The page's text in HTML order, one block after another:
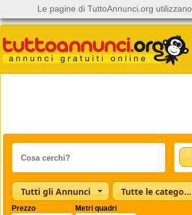
Tutti gli Annunci Tutte le categorie
Prezzo Metri quadri
Le pagine di TuttoAnnunci.org